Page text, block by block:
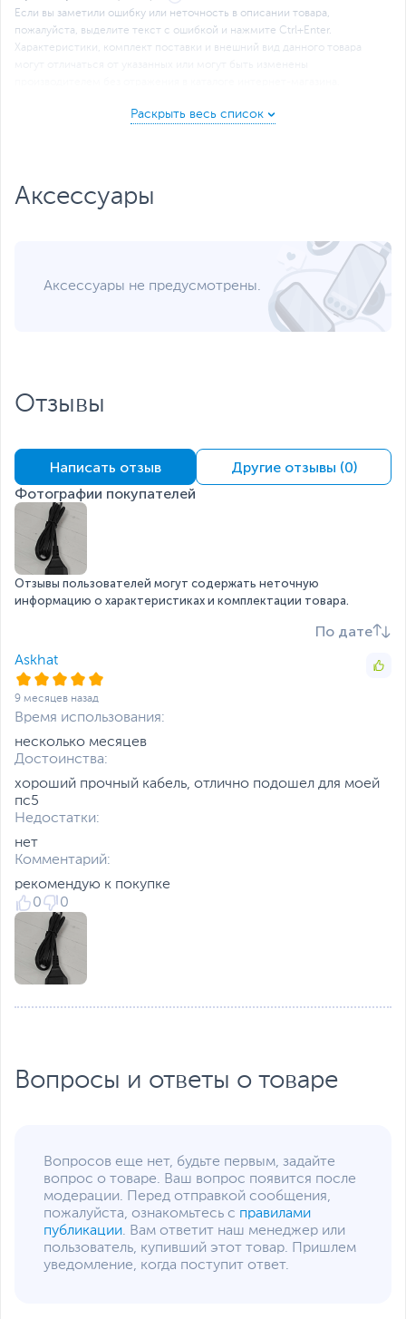
Если вы заметили ошибку или неточность в описании товара,
пожалуйста, выделите текст с ошибкой и нажмите Ctrl+Enter.
Xарактеристики, комплект поставки и внешний вид данного товара
Аксессуары
Аксессуары не предусмотрены.
Отзывы
Написать отзыв
Другие отзывы (0)
Фотографии покупателей
Отзывы пользователей могут содержать неточную
информацию о характеристиках и комплектации товара.
По дате
Askhat
9 месяцев назад
Время использования:
несколько месяцев
Достоинства:
хороший прочный кабель, отлично подошел для моей
пс5
Недостатки:
нет
Комментарий:
рекомендую к покупке
0
0
Вопросы и ответы о товаре
Вопросов еще нет, будьте первым, задайте
вопрос о товаре. Ваш вопрос появится после
модерации. Перед отправкой сообщения,
пожалуйста, ознакомьтесь с правилами
публикации. Вам ответит наш менеджер или
пользователь, купивший этот товар. Пришлем
уведомление, когда поступит ответ.